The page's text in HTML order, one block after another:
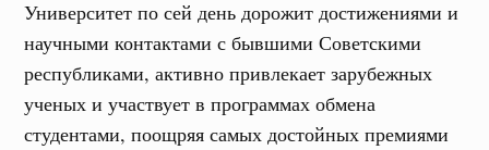
Университет по сей день дорожит достижениями и
научными контактами с бывшими Советскими
республиками, активно привлекает зарубежных
ученых и участвует в программах обмена
студентами, поощряя самых достойных премиями